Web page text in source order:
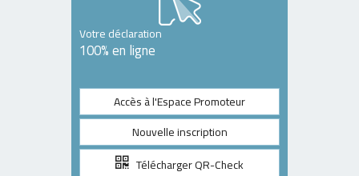
Votre déclaration
100% en ligne
Accès à l'Espace Promoteur
Nouvelle inscription
Télécharger QR-Check